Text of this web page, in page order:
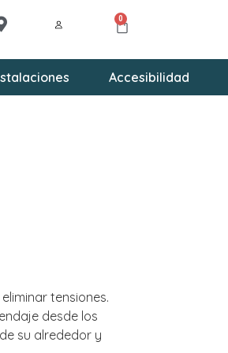
0
Accesibilidad
tensiones.
desde los
su alrededor y